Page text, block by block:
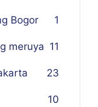
Bogor 1
meruya 11
23
10